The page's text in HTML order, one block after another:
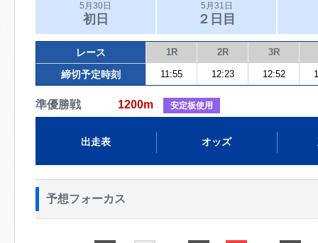
5月30日
初日
5月31日
２日目
レース 1R 2R 3R
締切予定時刻 11:55 12:23 12:52
準優勝戦 1200m 安定板使用
出走表 オッズ
予想フォーカス